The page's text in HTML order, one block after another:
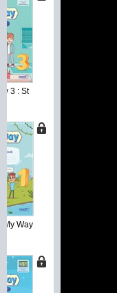
3 : St...
My Way מחברת ...